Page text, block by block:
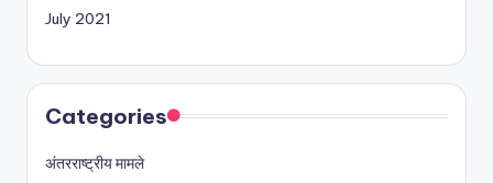
July 2021
Categories
अंतरराष्ट्रीय मामले